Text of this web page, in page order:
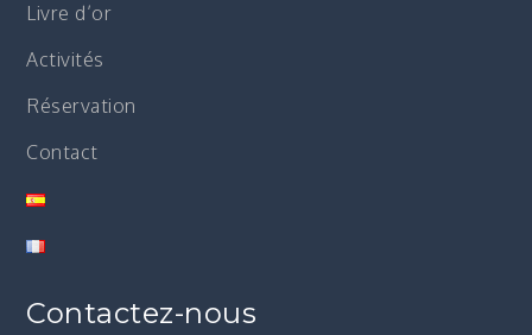
Livre d’or
Activités
Réservation
Contact
Contactez-nous